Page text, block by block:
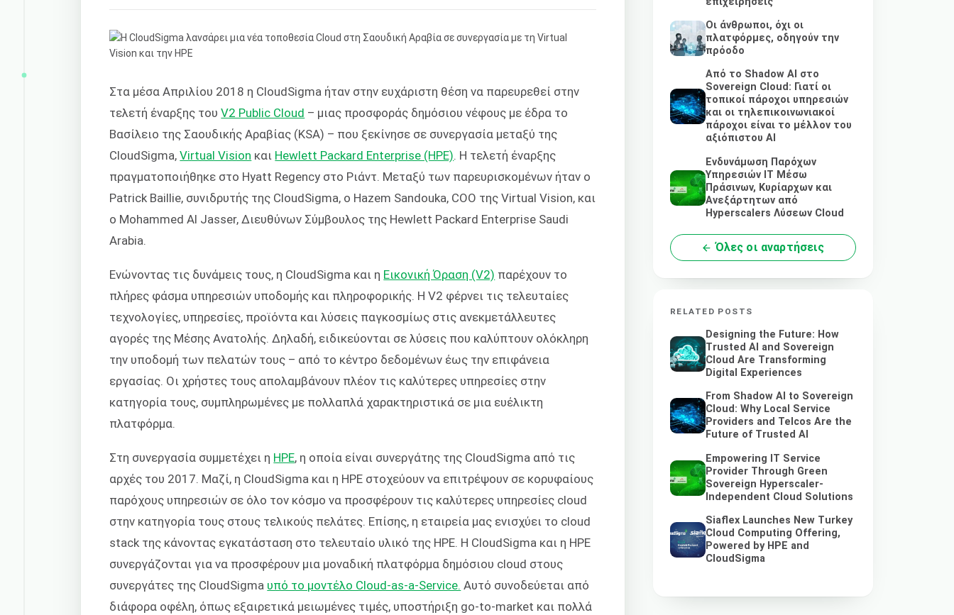
Στα μέσα Απριλίου 2018 η CloudSigma ήταν στην ευχάριστη θέση να παρευρεθεί στην
τελετή έναρξης τουV2 Public Cloud – μιας προσφοράς δημόσιου νέφους με έδρα το
Βασίλειο της Σαουδικής Αραβίας (KSA) – που ξεκίνησε σε συνεργασία μεταξύ της
CloudSigma,Virtual Vision και Hewlett Packard Enterprise (HPE) . Η τελετή έναρξης
πραγματοποιήθηκε στο Hyatt Regency στο Ριάντ. Μεταξύ των παρευρισκομένων ήταν ο
Patrick Baillie, συνιδρυτής της CloudSigma, ο Hazem Sandouka, COO της Virtual Vision, και
ο Mohammed Al Jasser, Διευθύνων Σύμβουλος της Hewlett Packard Enterprise Saudi
Arabia.
Ενώνοντας τις δυνάμεις τους, η CloudSigma και η Εικονική Όραση (V2) παρέχουν το
πλήρες φάσμα υπηρεσιών υποδομής και πληροφορικής. Η V2 φέρνει τις τελευταίες
τεχνολογίες, υπηρεσίες, προϊόντα και λύσεις παγκοσμίως στις ανεκμετάλλευτες
αγορές της Μέσης Ανατολής. Δηλαδή, ειδικεύονται σε λύσεις που καλύπτουν ολόκληρη
την υποδομή των πελατών τους – από το κέντρο δεδομένων έως την επιφάνεια
εργασίας. Οι χρήστες τους απολαμβάνουν πλέον τις καλύτερες υπηρεσίες στην
κατηγορία τους, συμπληρωμένες με πολλαπλά χαρακτηριστικά σε μια ευέλικτη
πλατφόρμα.
Στη συνεργασία συμμετέχει η HPE, η οποία είναι συνεργάτης της CloudSigma από τις
αρχές του 2017. Μαζί, η CloudSigma και η HPE στοχεύουν να επιτρέψουν σε κορυφαίους
παρόχους υπηρεσιών σε όλο τον κόσμο να προσφέρουν τις καλύτερες υπηρεσίες cloud
στην κατηγορία τους στους τελικούς πελάτες. Επίσης, η εταιρεία μας ενισχύει το cloud
stack της κάνοντας εγκατάσταση στο τελευταίο υλικό της HPE. Η CloudSigma και η HPE
συνεργάζονται για να προσφέρουν μια μοναδική πλατφόρμα δημόσιου cloud στους
συνεργάτες της CloudSigma υπό το μοντέλο Cloud-as-a-Service. Αυτό συνοδεύεται από
διάφορα οφέλη, όπως εξαιρετικά μειωμένες τιμές, υποστήριξη go-to-market και πολλά
Οι άνθρωποι, όχι οι
πλατφόρμες, οδηγούν την
πρόοδο
Από το Shadow AI στο
Sovereign Cloud: Γιατί οι
τοπικοί πάροχοι υπηρεσιών
και οι τηλεπικοινωνιακοί
πάροχοι είναι το μέλλον του
αξιόπιστου AI
Ενδυνάμωση Παρόχων
Υπηρεσιών IT Μέσω
Πράσινων, Κυρίαρχων και
Ανεξάρτητων από
Hyperscalers Λύσεων Cloud
Όλες οι αναρτήσεις
RELATED POSTS
Designing the Future: How
Trusted AI and Sovereign
Cloud Are Transforming
Digital Experiences
From Shadow AI to Sovereign
Cloud: Why Local Service
Providers and Telcos Are the
Future of Trusted AI
Empowering IT Service
Provider Through Green
Sovereign Hyperscaler-
Independent Cloud Solutions
Siaflex Launches New Turkey
Cloud Computing Offering,
Powered by HPE and
CloudSigma